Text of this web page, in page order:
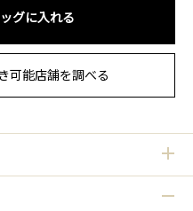
グに入れる
可能店舗を調べる